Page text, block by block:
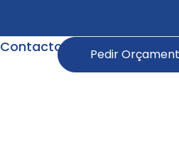
Contactos Pedir